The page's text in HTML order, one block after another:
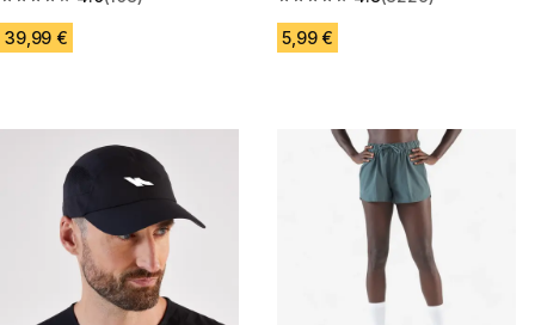
4.0 od 5 zvezdic from 108 ocene
39,99 €
4.8 od 5 zvezdic from 8229
5,99 €